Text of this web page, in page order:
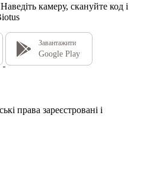
Наведіть камеру, скануйте код і
Завантажити
Google Play
права зареєстровані і